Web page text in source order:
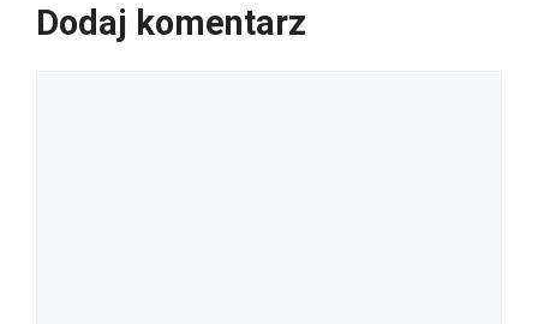
Dodaj komentarz